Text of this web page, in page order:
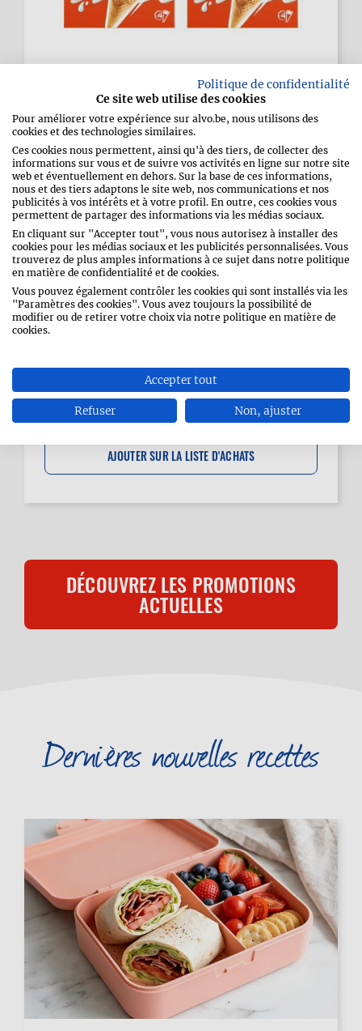
1+1 GRATIS
Cornets glacés Kinder Bueno
Promo valable de 29/07/2026 - 11/08/2026
4 x 90 ml
6,69
50% de réduction, calculée à la caisse
DÉCOUVREZ LES PROMOTIONS
ACTUELLES
Dernières nouvelles recettes
Politique de confidentialité
Ce site web utilise des cookies
Pour améliorer votre expérience sur alvo.be, nous utilisons des
cookies et des technologies similaires.
Ces cookies nous permettent, ainsi qu'à des tiers, de collecter des
informations sur vous et de suivre vos activités en ligne sur notre site
web et éventuellement en dehors. Sur la base de ces informations,
nous et des tiers adaptons le site web, nos communications et nos
publicités à vos intérêts et à votre profil. En outre, ces cookies vous
permettent de partager des informations via les médias sociaux.
En cliquant sur "Accepter tout", vous nous autorisez à installer des
cookies pour les médias sociaux et les publicités personnalisées. Vous
trouverez de plus amples informations à ce sujet dans notre politique
en matière de confidentialité et de cookies.
Vous pouvez également contrôler les cookies qui sont installés via les
"Paramètres des cookies". Vous avez toujours la possibilité de
modifier ou de retirer votre choix via notre politique en matière de
cookies.
Accepter tout
Refuser Non, ajuster